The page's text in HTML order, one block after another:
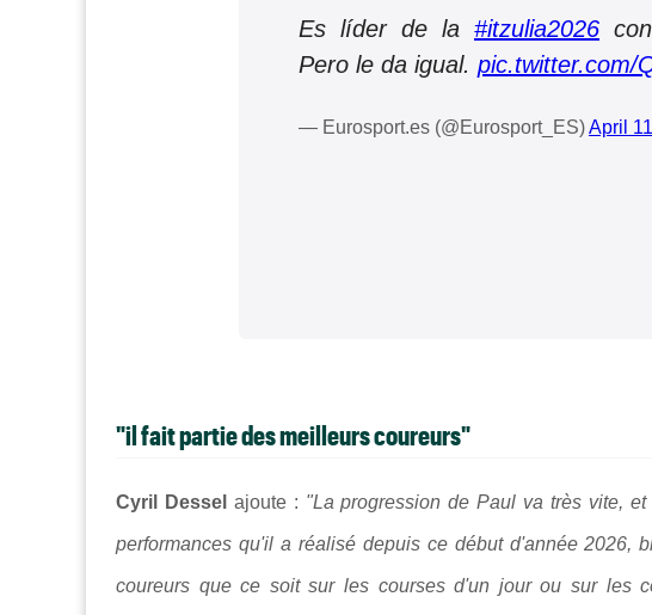
Es líder de la #itzulia2026
Pero le da igual. pic.twitter.com/
— Eurosport.es (@Eurosport_ES)April
"il fait partie des meilleurs coureurs"
Cyril Dessel ajoute : "La progression de Paul va très vite,
performances qu'il a réalisé depuis ce début d'année 2026,
coureurs que ce soit sur les courses d'un jour ou sur les